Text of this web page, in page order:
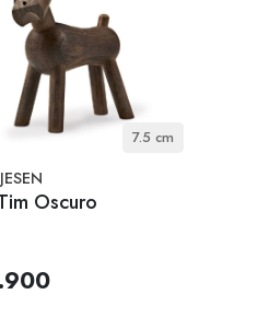
7.5 cm
Oscuro